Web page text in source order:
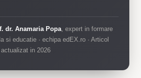
dr. Anamaria Popa, expert in formare
si educatie · echipa edEX.ro · Articol
in 2026